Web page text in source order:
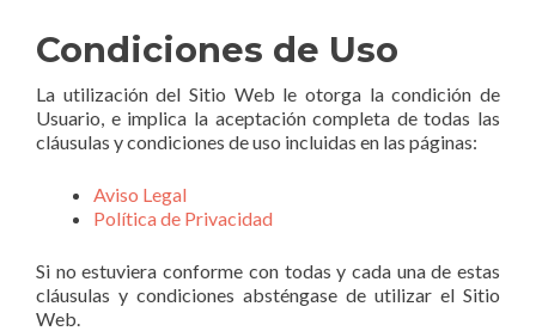
Condiciones de Uso
La utilización del Sitio Web le otorga la condición de
Usuario, e implica la aceptación completa de todas las
cláusulas y condiciones de uso incluidas en las páginas:
Aviso Legal
Política de Privacidad
Si no estuviera conforme con todas y cada una de estas
cláusulas y condiciones absténgase de utilizar el Sitio
Web.